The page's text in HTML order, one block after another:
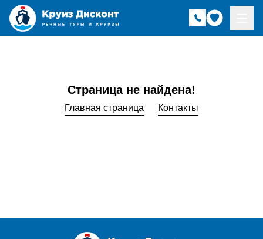
Страница не найдена!
Главная страница Контакты